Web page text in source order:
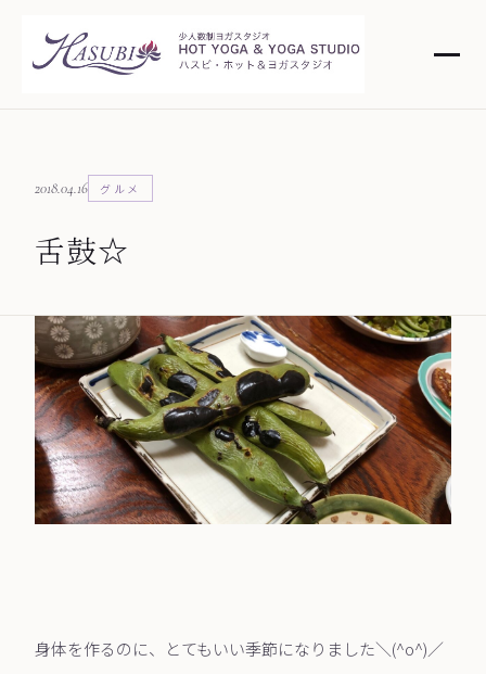
2018.04.16 グルメ
舌鼓☆
身体を作るのに、とてもいい季節になりました＼(^o^)／